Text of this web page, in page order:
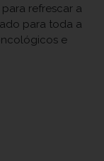
refrescar a
para toda a
e